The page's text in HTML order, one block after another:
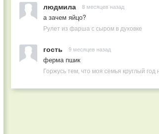
людмила 8 месяцев назад
а зачем яйцо?
Рулет из фарша с сыром в духовке
гость 9 месяцев назад
ферма пшик